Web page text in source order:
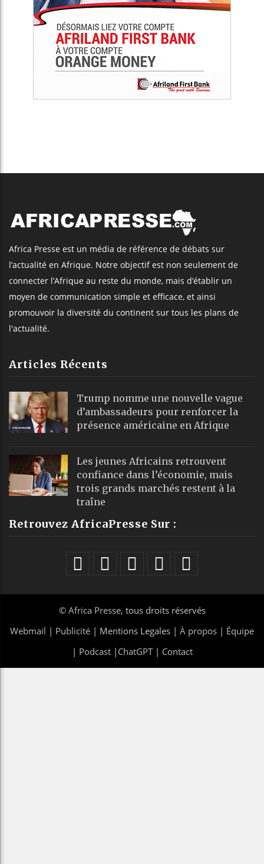
Africa Presse est un média de référence de débats sur
l’actualité en Afrique. Notre objectif est non seulement de
connecter l’Afrique au reste du monde, mais d’établir un
moyen de communication simple et efficace, et ainsi
promouvoir la diversité du continent sur tous les plans de
l'actualité.
Articles Récents
Trump nomme une nouvelle vague
d’ambassadeurs pour renforcer la
présence américaine en Afrique
Les jeunes Africains retrouvent
confiance dans l’économie, mais
trois grands marchés restent à la
traîne
Retrouvez AfricaPresse Sur :
© Africa Presse, tous droits réservés
Webmail | Publicité | Mentions Legales | À propos | Équipe
| Podcast| ChatGPT| Contact